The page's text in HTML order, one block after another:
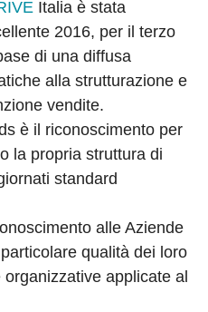
Italia è stata
2016, per il terzo
di una diffusa
alla strutturazione e
vendite.
è il riconoscimento per
la propria struttura di
standard
alle Aziende
qualità dei loro
applicate al